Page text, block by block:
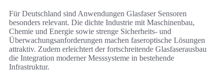
Für Deutschland sind Anwendungen Glasfaser Sensoren
besonders relevant. Die dichte Industrie mit Maschinenbau,
Chemie und Energie sowie strenge Sicherheits- und
Überwachungsanforderungen machen faseroptische Lösungen
attraktiv. Zudem erleichtert der fortschreitende Glasfaserausbau
die Integration moderner Messsysteme in bestehende
Infrastruktur.